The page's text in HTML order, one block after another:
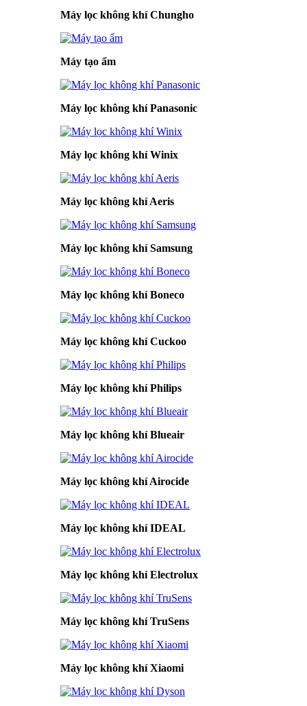
Máy lọc không khí Chungho
Máy tạo ẩm
Máy lọc không khí Panasonic
Máy lọc không khí Winix
Máy lọc không khí Aeris
Máy lọc không khí Samsung
Máy lọc không khí Boneco
Máy lọc không khí Cuckoo
Máy lọc không khí Philips
Máy lọc không khí Blueair
Máy lọc không khí Airocide
Máy lọc không khí IDEAL
Máy lọc không khí Electrolux
Máy lọc không khí TruSens
Máy lọc không khí Xiaomi